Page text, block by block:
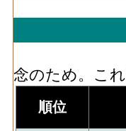
念のため。こ
順位